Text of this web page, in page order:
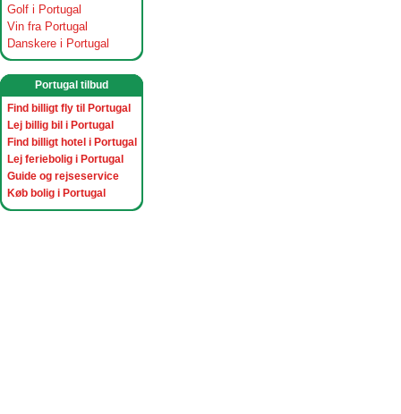
Golf i Portugal
Vin fra Portugal
Danskere i Portugal
Portugal tilbud
Find billigt fly til Portugal
Lej billig bil i Portugal
Find billigt hotel i Portugal
Lej feriebolig i Portugal
Guide og rejseservice
Køb bolig i Portugal